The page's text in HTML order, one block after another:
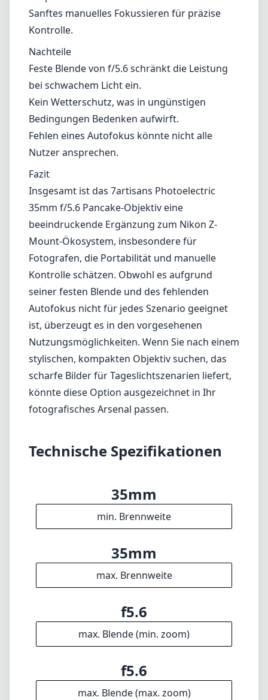
Sanftes manuelles Fokussieren für präzise
Kontrolle.
Nachteile
Feste Blende von f/5.6 schränkt die Leistung
bei schwachem Licht ein.
Kein Wetterschutz, was in ungünstigen
Bedingungen Bedenken aufwirft.
Fehlen eines Autofokus könnte nicht alle
Nutzer ansprechen.
Fazit
Insgesamt ist das 7artisans Photoelectric
35mm f/5.6 Pancake-Objektiv eine
beeindruckende Ergänzung zum Nikon Z-
Mount-Ökosystem, insbesondere für
Fotografen, die Portabilität und manuelle
Kontrolle schätzen. Obwohl es aufgrund
seiner festen Blende und des fehlenden
Autofokus nicht für jedes Szenario geeignet
ist, überzeugt es in den vorgesehenen
Nutzungsmöglichkeiten. Wenn Sie nach einem
stylischen, kompakten Objektiv suchen, das
scharfe Bilder für Tageslichtszenarien liefert,
könnte diese Option ausgezeichnet in Ihr
fotografisches Arsenal passen.
Technische Spezifikationen
35mm
min. Brennweite
35mm
max. Brennweite
f5.6
max. Blende (min. zoom)
f5.6
max. Blende (max. zoom)